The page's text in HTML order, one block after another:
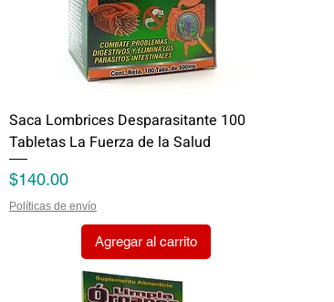
Saca Lombrices Desparasitante 100
Tabletas La Fuerza de la Salud
Precio
$140.00
Políticas de envío
Agregar al carrito